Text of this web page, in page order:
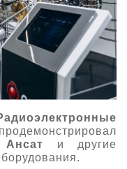
продемонстрировал
Ансат и другие